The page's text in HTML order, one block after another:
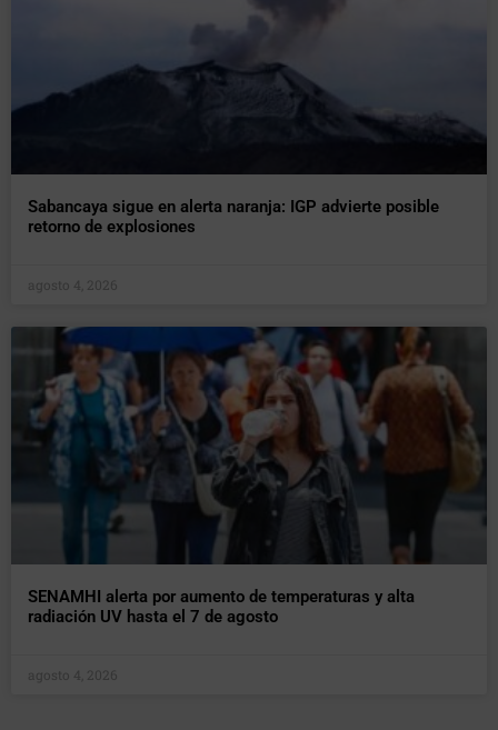
Sabancaya sigue en alerta naranja: IGP advierte posible
retorno de explosiones
agosto 4, 2026
SENAMHI alerta por aumento de temperaturas y alta
radiación UV hasta el 7 de agosto
agosto 4, 2026